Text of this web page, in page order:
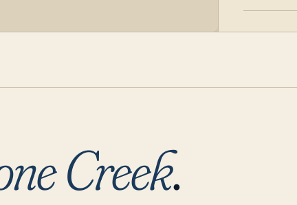
Creek.